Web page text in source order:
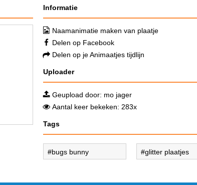
Informatie
Naamanimatie maken van plaatje
Delen op Facebook
Delen op je Animaatjes tijdlijn
Uploader
Geupload door: mo jager
Aantal keer bekeken: 283x
Tags
bugs bunny glitter plaatjes